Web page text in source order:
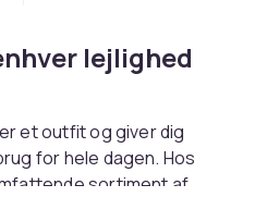
lejlighed
et outfit og giver dig
for hele dagen. Hos
sortiment af